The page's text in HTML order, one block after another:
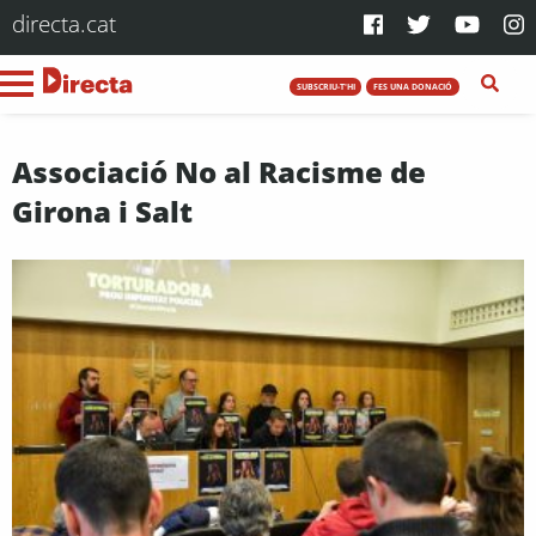
directa.cat
SUBSCRIU-T'HI FES UNA DONACIÓ
Associació No al Racisme de
Girona i Salt